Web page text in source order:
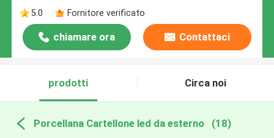
5.0
Fornitore verificato
chiamare ora Contattaci
prodotti Circa noi
Porcellana Cartellone led da esterno (18)